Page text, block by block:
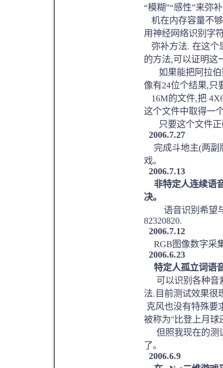
“模糊”“感性”来弥
机在内存容量不
用神经网络识别字
弥补方法. 在这个
的方法,可以证明这
如果能把阿拉伯
像有24位个结果,只
16M的文件,把
这个文件中取得一
只要这个文件正
2006.7.27
完成斗地主(两
戏。
2006.7.13
非特定人连续语
决。
语音识别希望与
82320820.
2006.7.12
RGB图像数字采
2006.6.23
特定人孤立词语
可以识别各种音
法.目前测试效果很
克风也没有特殊要
被称为"比登上月球
但照我现在的测
了。
2006.6.9